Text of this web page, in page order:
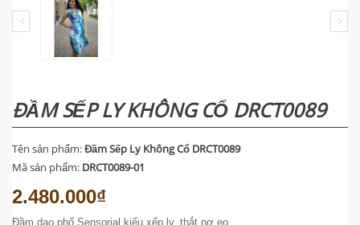
ĐẦM SẾP LY KHÔNG CỔ DRCT0089
Tên sản phẩm:Đầm Sếp Ly Không Cổ DRCT0089
Mã sản phẩm: DRCT0089-01
2.480.000₫
Đầm dạo phố Sensorial kiểu xếp ly, thắt nơ eo